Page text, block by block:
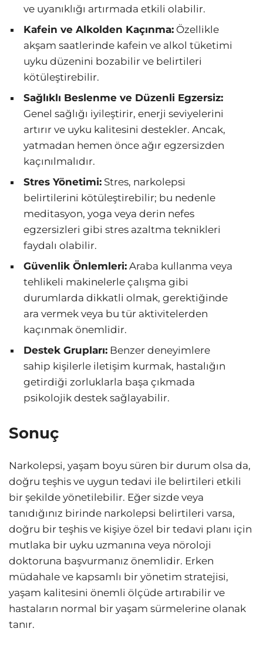
ve uyanıklığı artırmada etkili olabilir.
Kafein ve Alkolden Kaçınma: Özellikle
akşam saatlerinde kafein ve alkol tüketimi
uyku düzenini bozabilir ve belirtileri
kötüleştirebilir.
Sağlıklı Beslenme ve Düzenli Egzersiz:
Genel sağlığı iyileştirir, enerji seviyelerini
artırır ve uyku kalitesini destekler. Ancak,
yatmadan hemen önce ağır egzersizden
kaçınılmalıdır.
Stres Yönetimi: Stres, narkolepsi
belirtilerini kötüleştirebilir; bu nedenle
meditasyon, yoga veya derin nefes
egzersizleri gibi stres azaltma teknikleri
faydalı olabilir.
Güvenlik Önlemleri: Araba kullanma veya
tehlikeli makinelerle çalışma gibi
durumlarda dikkatli olmak, gerektiğinde
ara vermek veya bu tür aktivitelerden
kaçınmak önemlidir.
Destek Grupları: Benzer deneyimlere
sahip kişilerle iletişim kurmak, hastalığın
getirdiği zorluklarla başa çıkmada
psikolojik destek sağlayabilir.
Sonuç
Narkolepsi, yaşam boyu süren bir durum olsa da,
doğru teşhis ve uygun tedavi ile belirtileri etkili
bir şekilde yönetilebilir. Eğer sizde veya
tanıdığınız birinde narkolepsi belirtileri varsa,
doğru bir teşhis ve kişiye özel bir tedavi planı için
mutlaka bir uyku uzmanına veya nöroloji
doktoruna başvurmanız önemlidir. Erken
müdahale ve kapsamlı bir yönetim stratejisi,
yaşam kalitesini önemli ölçüde artırabilir ve
hastaların normal bir yaşam sürmelerine olanak
tanır.